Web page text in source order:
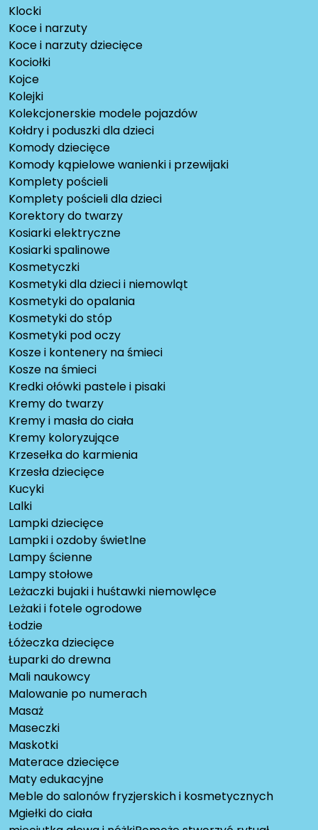
Klocki
Koce i narzuty
Koce i narzuty dziecięce
Kociołki
Kojce
Kolejki
Kolekcjonerskie modele pojazdów
Kołdry i poduszki dla dzieci
Komody dziecięce
Komody kąpielowe wanienki i przewijaki
Komplety pościeli
Komplety pościeli dla dzieci
Korektory do twarzy
Kosiarki elektryczne
Kosiarki spalinowe
Kosmetyczki
Kosmetyki dla dzieci i niemowląt
Kosmetyki do opalania
Kosmetyki do stóp
Kosmetyki pod oczy
Kosze i kontenery na śmieci
Kosze na śmieci
Kredki ołówki pastele i pisaki
Kremy do twarzy
Kremy i masła do ciała
Kremy koloryzujące
Krzesełka do karmienia
Krzesła dziecięce
Kucyki
Lalki
Lampki dziecięce
Lampki i ozdoby świetlne
Lampy ścienne
Lampy stołowe
Leżaczki bujaki i huśtawki niemowlęce
Leżaki i fotele ogrodowe
Łodzie
Łóżeczka dziecięce
Łuparki do drewna
Mali naukowcy
Malowanie po numerach
Masaż
Maseczki
Maskotki
Materace dziecięce
Maty edukacyjne
Meble do salonów fryzjerskich i kosmetycznych
Mgiełki do ciała